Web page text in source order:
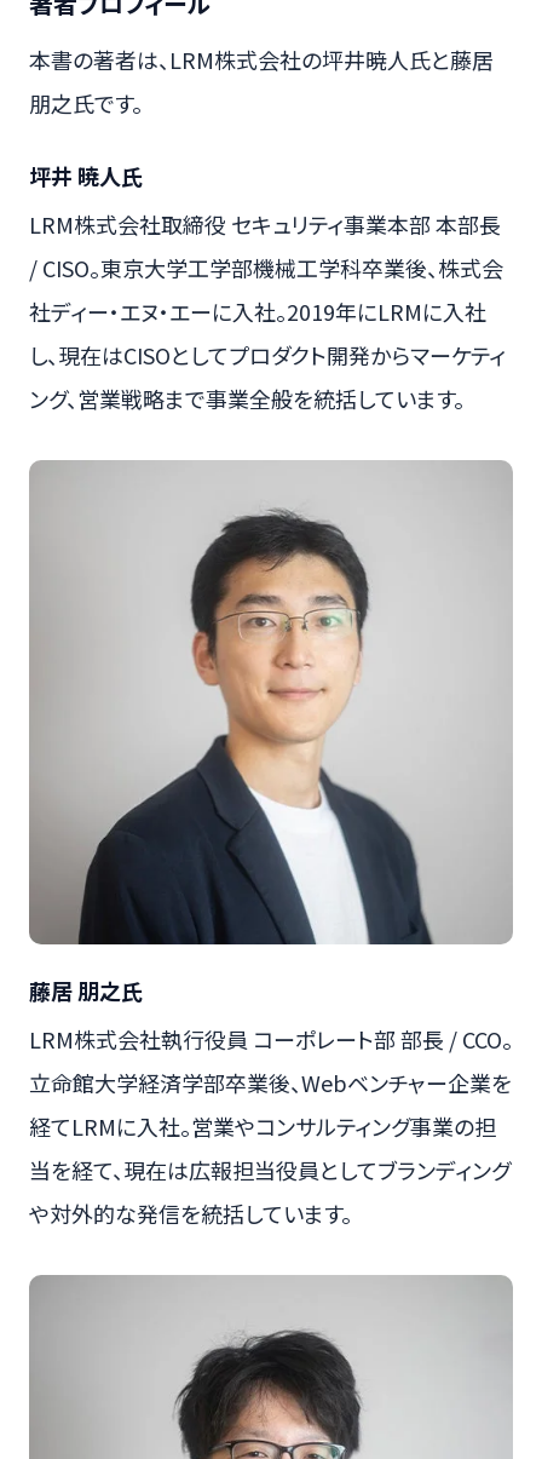
本書の著者は、LRM株式会社の坪井暁人氏と藤居
朋之氏です。
坪井 暁人氏
LRM株式会社取締役 セキュリティ事業本部 本部長
/ CISO。東京大学工学部機械工学科卒業後、株式会
社ディー・エヌ・エーに入社。2019年にLRMに入社
し、現在はCISOとしてプロダクト開発からマーケティ
ング、営業戦略まで事業全般を統括しています。
藤居 朋之氏
LRM株式会社執行役員 コーポレート部 部長 / CCO。
立命館大学経済学部卒業後、Webベンチャー企業を
経てLRMに入社。営業やコンサルティング事業の担
当を経て、現在は広報担当役員としてブランディング
や対外的な発信を統括しています。